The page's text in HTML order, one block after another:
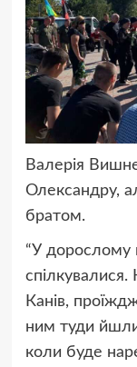
Валерія
Олександру,
братом.
“У дорослому
спілкувалися.
Канів,
ним туди
коли буде